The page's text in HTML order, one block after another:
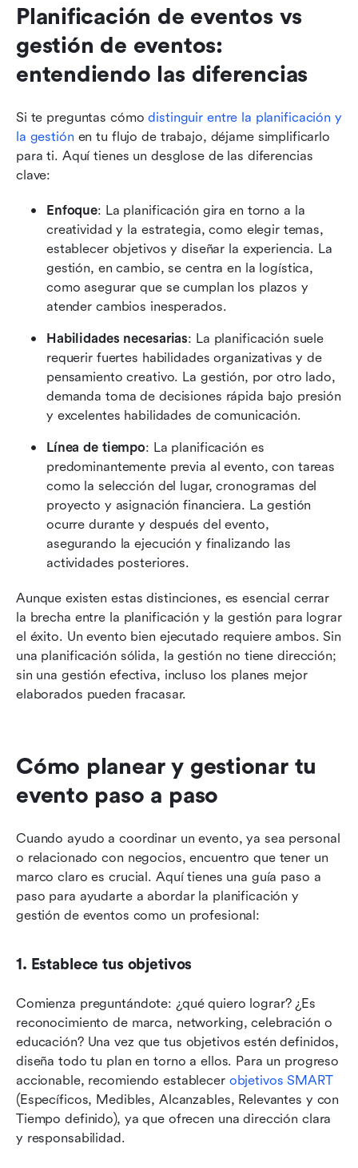
Planificación de eventos vs
gestión de eventos:
entendiendo las diferencias
Si te preguntas cómo distinguir entre la planificación y
la gestión en tu flujo de trabajo, déjame simplificarlo
para ti. Aquí tienes un desglose de las diferencias
clave:
Enfoque: La planificación gira en torno a la
creatividad y la estrategia, como elegir temas,
establecer objetivos y diseñar la experiencia. La
gestión, en cambio, se centra en la logística,
como asegurar que se cumplan los plazos y
atender cambios inesperados.
Habilidades necesarias: La planificación suele
requerir fuertes habilidades organizativas y de
pensamiento creativo. La gestión, por otro lado,
demanda toma de decisiones rápida bajo presión
y excelentes habilidades de comunicación.
Línea de tiempo: La planificación es
predominantemente previa al evento, con tareas
como la selección del lugar, cronogramas del
proyecto y asignación financiera. La gestión
ocurre durante y después del evento,
asegurando la ejecución y finalizando las
actividades posteriores.
Aunque existen estas distinciones, es esencial cerrar
la brecha entre la planificación y la gestión para lograr
el éxito. Un evento bien ejecutado requiere ambos. Sin
una planificación sólida, la gestión no tiene dirección;
sin una gestión efectiva, incluso los planes mejor
elaborados pueden fracasar.
Cómo planear y gestionar tu
evento paso a paso
Cuando ayudo a coordinar un evento, ya sea personal
o relacionado con negocios, encuentro que tener un
marco claro es crucial. Aquí tienes una guía paso a
paso para ayudarte a abordar la planificación y
gestión de eventos como un profesional:
1. Establece tus objetivos
Comienza preguntándote: ¿qué quiero lograr? ¿Es
reconocimiento de marca, networking, celebración o
educación? Una vez que tus objetivos estén definidos,
diseña todo tu plan en torno a ellos. Para un progreso
accionable, recomiendo establecer objetivos SMART
(Específicos, Medibles, Alcanzables, Relevantes y con
Tiempo definido), ya que ofrecen una dirección clara
y responsabilidad.